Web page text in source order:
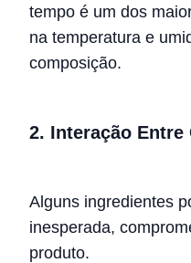
tempo é um dos
na temperatura e
composição.
2. Interação Entre
Alguns ingredientes
inesperada,
produto.